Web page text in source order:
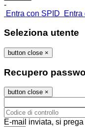
-
Entra con SPID
Entra
Seleziona utente
button close ×
Recupero
button close ×
E-mail inviata, si